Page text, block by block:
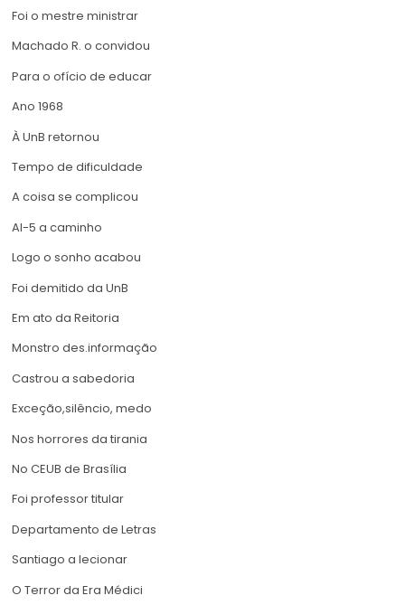
Foi o mestre ministrar
Machado R. o convidou
Para o ofício de educar
Ano 1968
À UnB retornou
Tempo de dificuldade
A coisa se complicou
AI-5 a caminho
Logo o sonho acabou
Foi demitido da UnB
Em ato da Reitoria
Monstro des.informação
Castrou a sabedoria
Exceção,silêncio, medo
Nos horrores da tirania
No CEUB de Brasília
Foi professor titular
Departamento de Letras
Santiago a lecionar
O Terror da Era Médici